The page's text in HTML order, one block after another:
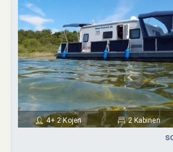
4+ 2 Kojen 2 Kabinen